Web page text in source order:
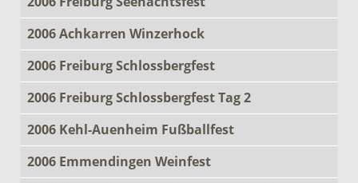
2006 Achkarren Winzerhock
2006 Freiburg Schlossbergfest
2006 Freiburg Schlossbergfest Tag 2
2006 Kehl-Auenheim Fußballfest
2006 Emmendingen Weinfest